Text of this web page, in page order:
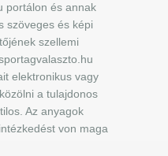
portálon és annak
szöveges és képi
szellemi
elektronikus vagy
a tulajdonos
Az anyagok
von maga